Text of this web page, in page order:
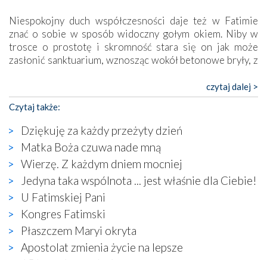
Niespokojny duch współczesności daje też w Fatimie
znać o sobie w sposób widoczny gołym okiem. Niby w
trosce o prostotę i skromność stara się on jak może
zasłonić sanktuarium, wznosząc wokół betonowe bryły, z
katolickiego kultu. Tylko co wspólnego z żywą,
autentyczną wiarą mogą mieć płaskie, szare bunkry albo
kaplice, w których Tabernakulum przypomina bardziej
skrzynkę na narzędzia? Albo co powiedzieć o ustawionym
tuż przy nowej bazylice wielkim krzyżu, na którym
zamiast Chrystusa umieszczono dziwaczną postać jakby
wyjętą ze starożytnych hieroglifów? W kulturowym
kontekście naszych czasów to raczej karykatura niż godny
wizerunek Zbawiciela…
Zatem nawet w bezpośrednim otoczeniu sanktuarium
naocznie przekonaliśmy się, że wewnątrz Kościoła toczy
się ogromna walka o kształt katolicyzmu i o serca
wierzących. Do czego to zmaganie może prowadzić,
czytaj dalej >
Czytaj także:
Dziękuję za każdy przeżyty dzień
Matka Boża czuwa nade mną
Wierzę. Z każdym dniem mocniej
Jedyna taka wspólnota ... jest właśnie dla Ciebie!
U Fatimskiej Pani
Kongres Fatimski
Płaszczem Maryi okryta
Apostolat zmienia życie na lepsze